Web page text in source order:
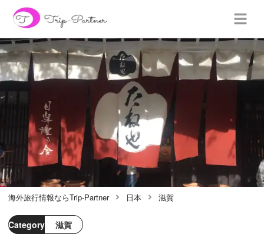
海外旅行情報ならTrip-Partner 日本 滋賀
Category 滋賀